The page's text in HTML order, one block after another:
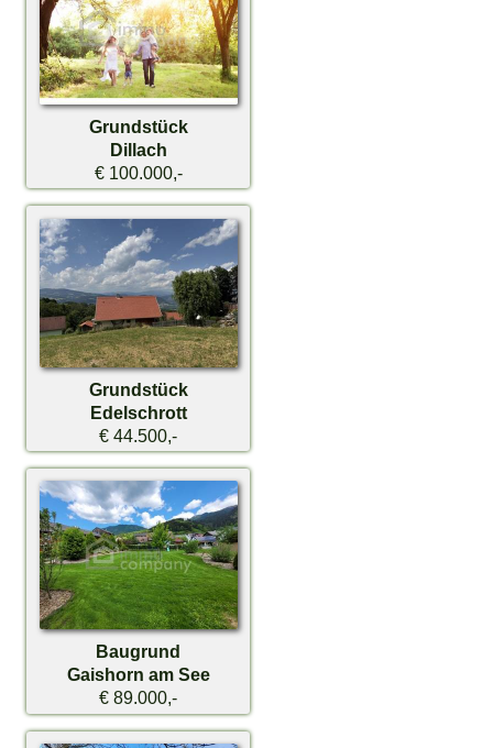
Grundstück
Dillach
€ 100.000,-
Grundstück
Edelschrott
€ 44.500,-
Baugrund
Gaishorn am See
€ 89.000,-